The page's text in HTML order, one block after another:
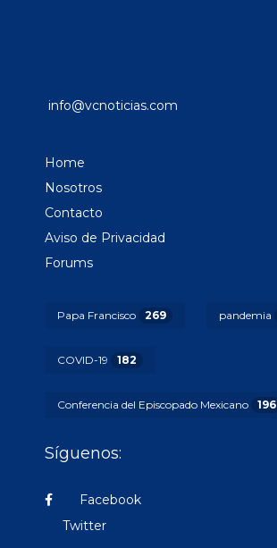
info@vcnoticias.com
Home
Nosotros
Contacto
Aviso de Privacidad
Forums
Papa Francisco 269 pandemia
COVID-19 182
Conferencia del Episcopado Mexicano 196
Síguenos:
Facebook
Twitter